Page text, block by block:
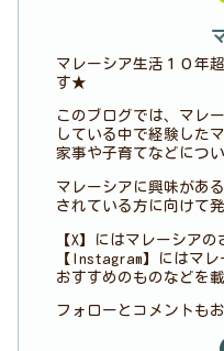
マレーシア生活１０年
す★
このブログでは、マレ
している中で経験した
家事や子育てなどにつ
マレーシアに興味があ
されている方に向けて
【X】にはマレーシア
【Instagram】にはマ
おすすめのものなどを
フォローとコメント